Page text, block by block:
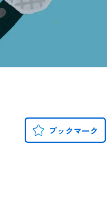
ブックマーク